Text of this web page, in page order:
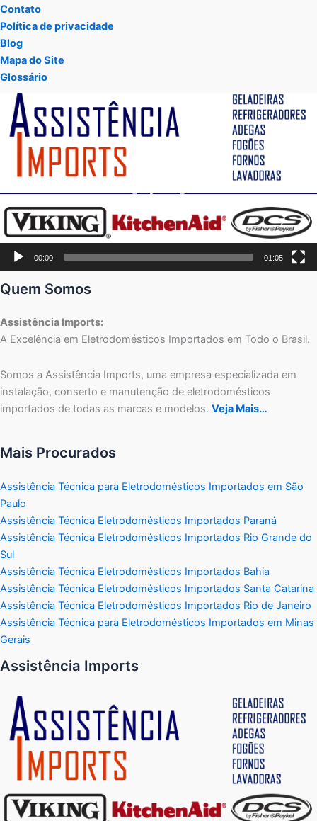
Contato
Política de privacidade
Blog
Mapa do Site
Glossário
Tocador
vídeo
00:00 01:05
Quem Somos
Assistência Imports:
A Excelência em Eletrodomésticos Importados em Todo o Brasil.
Somos a Assistência Imports, uma empresa especializada em
instalação, conserto e manutenção de eletrodomésticos
importados de todas as marcas e modelos. Veja Mais…
Mais Procurados
Assistência Técnica para Eletrodomésticos Importados em São
Paulo
Assistência Técnica Eletrodomésticos Importados Paraná
Assistência Técnica Eletrodomésticos Importados Rio Grande do
Sul
Assistência Técnica Eletrodomésticos Importados Bahia
Assistência Técnica Eletrodomésticos Importados Santa Catarina
Assistência Técnica Eletrodomésticos Importados Rio de Janeiro
Assistência Técnica para Eletrodomésticos Importados em Minas
Gerais
Assistência Imports